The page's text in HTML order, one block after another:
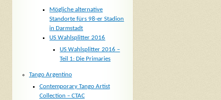
Mögliche alternative
Standorte fürs 98-er Stadion
in Darmstadt
US Wahlsplitter 2016
US Wahlsplitter 2016 –
Teil 1: Die Primaries
Tango Argentino
Contemporary Tango Artist
Collection – CTAC